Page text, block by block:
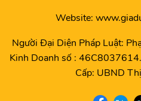
Website:
Người Đại Diện Pháp Luật:
Kinh Doanh số :
Cấp: UBND